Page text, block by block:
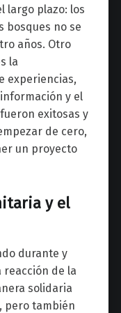
largo plazo: los
bosques no se
años. Otro
la
experiencias,
y el
exitosas y
de cero,
un proyecto
y el
durante y
reacción de la
solidaria
pero también